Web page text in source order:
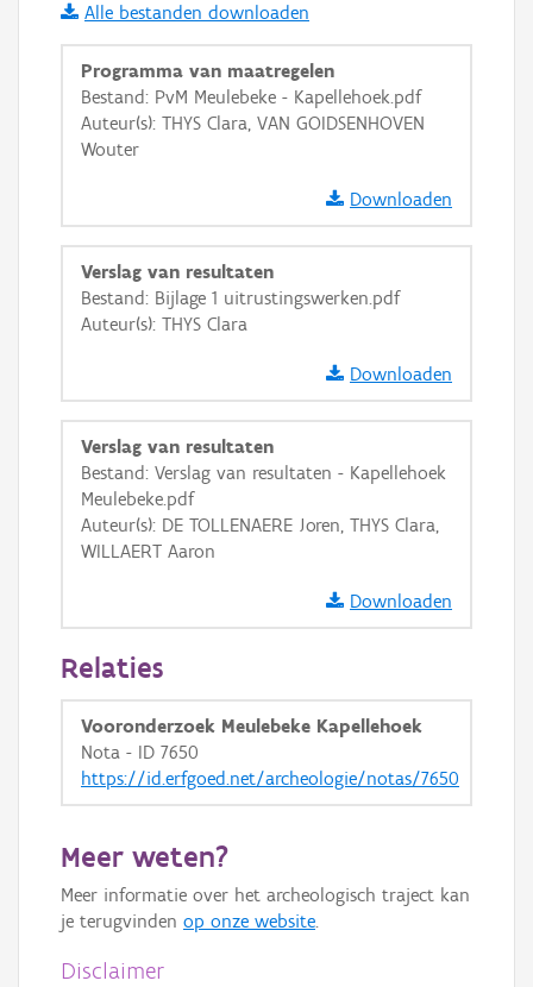
i
+ −
Basis Lagen
Ortho
GRB-Basiskaart in grijswaarden
Alle bestanden downloaden
Programma van maatregelen
Bestand: PvM Meulebeke - Kapellehoek.pdf
Auteur(s): THYS Clara, VAN GOIDSENHOVEN
Wouter
Downloaden
Verslag van resultaten
Bestand: Bijlage 1 uitrustingswerken.pdf
Auteur(s): THYS Clara
Downloaden
Verslag van resultaten
Bestand: Verslag van resultaten - Kapellehoek
Meulebeke.pdf
Auteur(s): DE TOLLENAERE Joren, THYS Clara,
WILLAERT Aaron
Downloaden
Relaties
Vooronderzoek Meulebeke Kapellehoek
Nota - ID 7650
https://id.erfgoed.net/archeologie/notas/7650
Meer weten?
Meer informatie over het archeologisch traject kan
je terugvinden op onze website.
Disclaimer